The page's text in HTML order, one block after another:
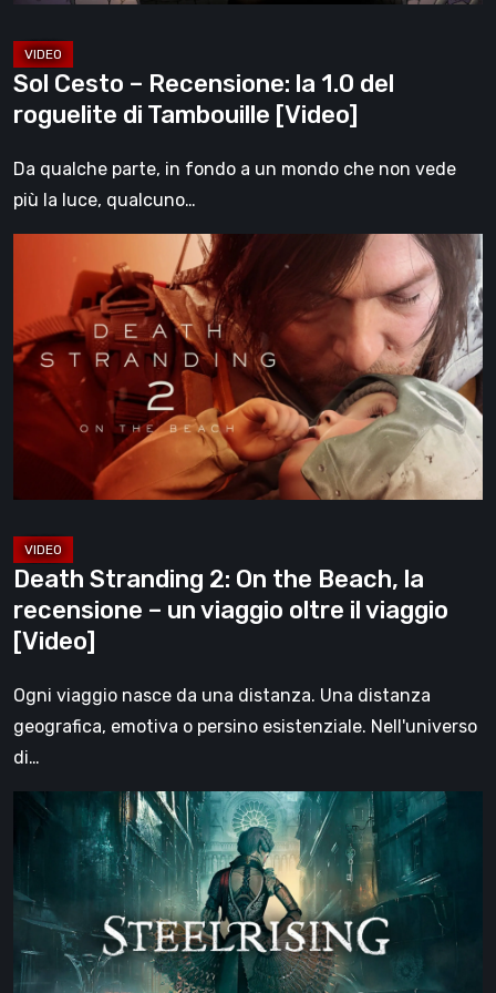
[Video]
Sol Cesto – Recensione: la 1.0 del
roguelite di Tambouille [Video]
Da qualche parte, in fondo a un mondo che non vede
più la luce, qualcuno…
Stranding
On
the
Beach,
recensione
–
viaggio
oltre
il
viaggio
Death Stranding 2: On the Beach, la
recensione – un viaggio oltre il viaggio
[Video]
Ogni viaggio nasce da una distanza. Una distanza
geografica, emotiva o persino esistenziale. Nell'universo
di…
Steelrising,
recensione:
rivoluzione
sotto
ingranaggi